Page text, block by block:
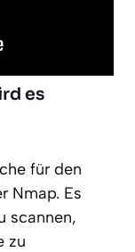
es
für den
Nmap. Es
scannen,
zu